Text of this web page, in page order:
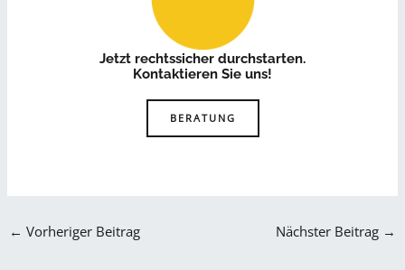
Jetzt rechtssicher durchstarten.
Kontaktieren Sie uns!
BERATUNG
← Vorheriger Beitrag Nächster Beitrag →